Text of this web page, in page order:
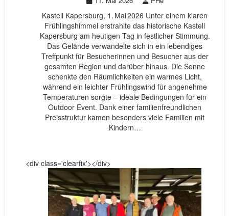
Kastell Kapersburg, 1. Mai 2026 Unter einem klaren
Frühlingshimmel erstrahlte das historische Kastell
Kapersburg am heutigen Tag in festlicher Stimmung.
Das Gelände verwandelte sich in ein lebendiges
Treffpunkt für Besucherinnen und Besucher aus der
gesamten Region und darüber hinaus. Die Sonne
schenkte den Räumlichkeiten ein warmes Licht,
während ein leichter Frühlingswind für angenehme
Temperaturen sorgte – ideale Bedingungen für ein
Outdoor Event. Dank einer familienfreundlichen
Preisstruktur kamen besonders viele Familien mit
Kindern…
<div class='clearfix'></div>